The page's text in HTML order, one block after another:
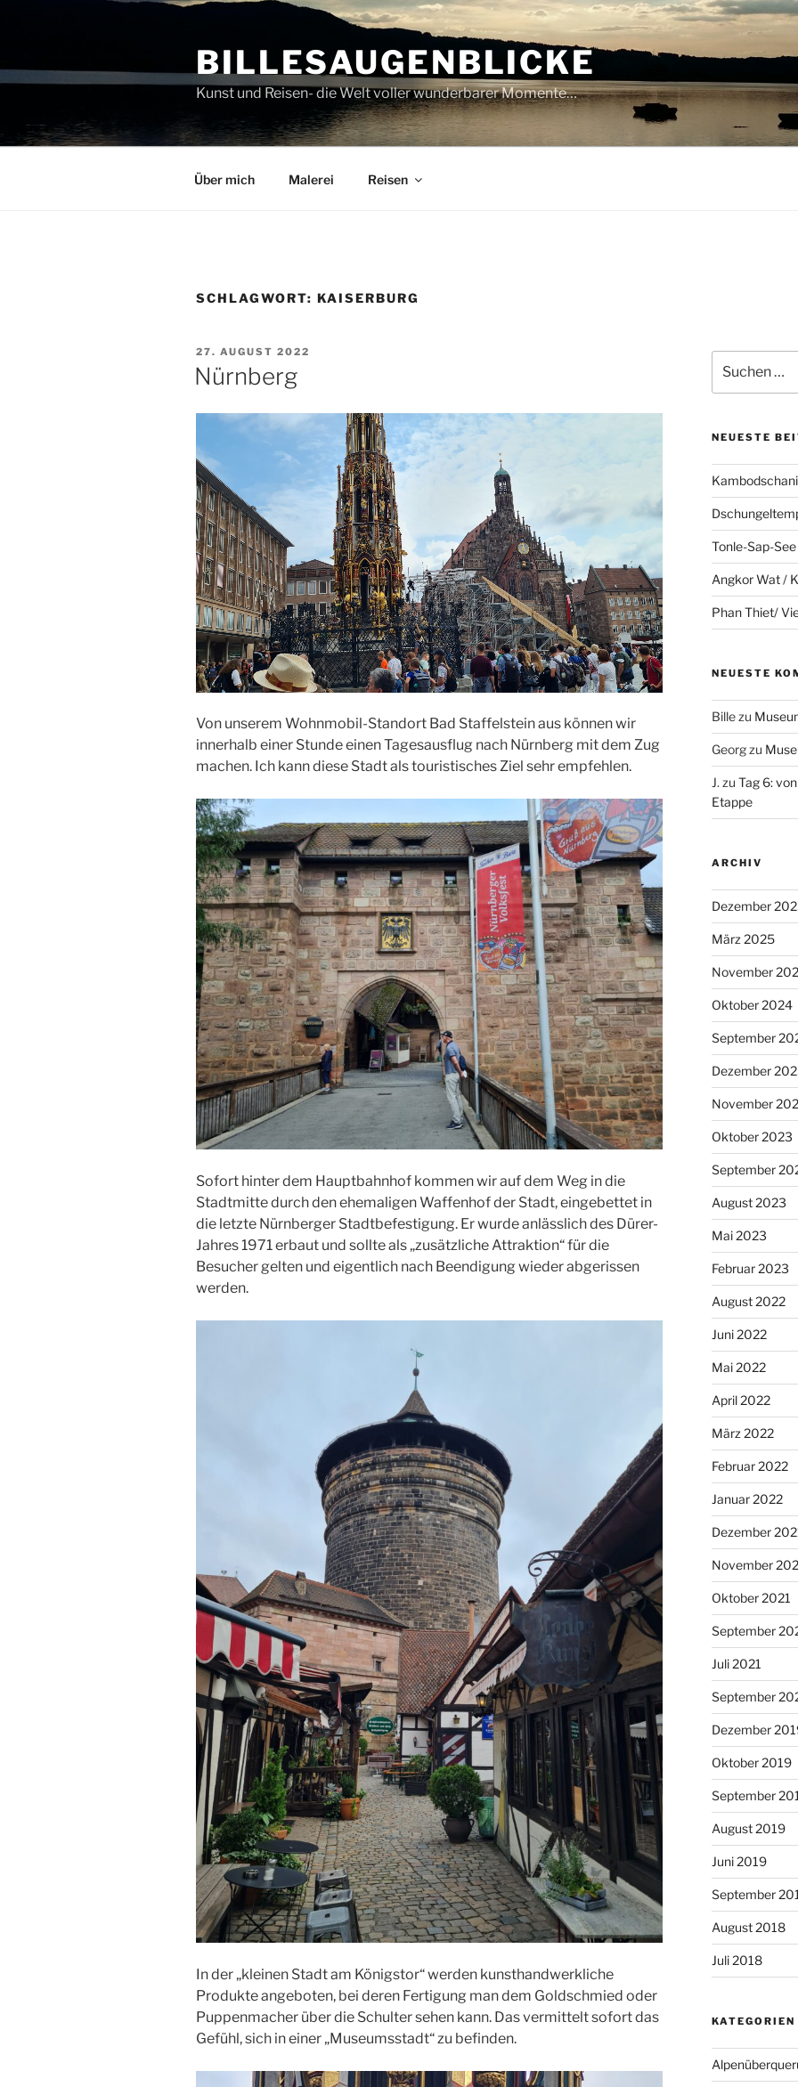
BILLESAUGENBLICKE
Kunst und Reisen- die Welt voller wunderbarer Momente…
Über mich Malerei Reisen
SCHLAGWORT: KAISERBURG
VERÖFFENTLICHT
AM
27. AUGUST 2022
Nürnberg
Von unserem Wohnmobil-Standort Bad Staffelstein aus können wir
innerhalb einer Stunde einen Tagesausflug nach Nürnberg mit dem Zug
machen. Ich kann diese Stadt als touristisches Ziel sehr empfehlen.
Sofort hinter dem Hauptbahnhof kommen wir auf dem Weg in die
Stadtmitte durch den ehemaligen Waffenhof der Stadt, eingebettet in
die letzte Nürnberger Stadtbefestigung. Er wurde anlässlich des Dürer-
Jahres 1971 erbaut und sollte als „zusätzliche Attraktion“ für die
Besucher gelten und eigentlich nach Beendigung wieder abgerissen
werden.
In der „kleinen Stadt am Königstor“ werden kunsthandwerkliche
Produkte angeboten, bei deren Fertigung man dem Goldschmied oder
Puppenmacher über die Schulter sehen kann. Das vermittelt sofort das
Gefühl, sich in einer „Museumsstadt“ zu befinden.
nach:
NEUESTE
Tonle-Sap-
Angkor Wat /
Phan Thiet/
NEUESTE
Billezu
Georgzu
J. zu Tag 6:
Etappe
ARCHIV
Dezember
März 2025
November
Oktober 2024
September
Dezember
November
Oktober 2023
September
August 2023
Mai 2023
Februar 2023
August 2022
Juni 2022
Mai 2022
April 2022
März 2022
Februar 2022
Januar 2022
Dezember
November
Oktober 2021
September
Juli 2021
September
Dezember
Oktober 2019
September
August 2019
Juni 2019
September
August 2018
Juli 2018
KATEGORIEN